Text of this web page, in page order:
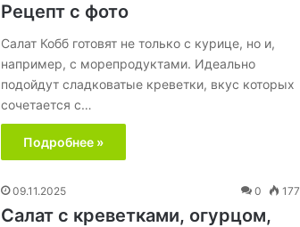
Рецепт с фото
Салат Кобб готовят не только с курице, но и,
например, с морепродуктами. Идеально
подойдут сладковатые креветки, вкус которых
сочетается с…
Подробнее »
09.11.2025 0 177
Салат с креветками, огурцом,